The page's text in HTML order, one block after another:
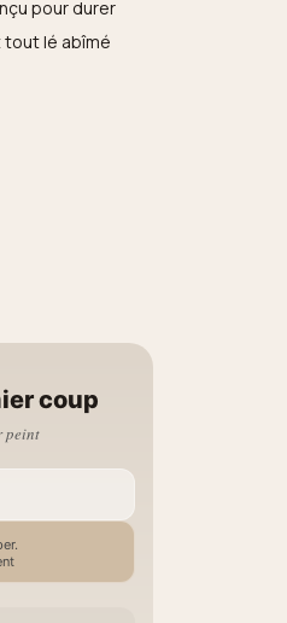
pour durer
lé abîmé
coup
peint